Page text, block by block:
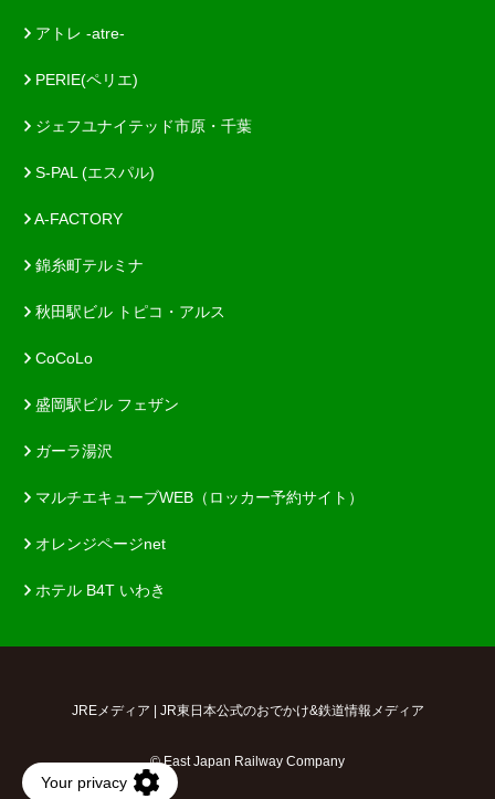
アトレ -atre-
PERIE(ペリエ)
ジェフユナイテッド市原・千葉
S-PAL (エスパル)
A-FACTORY
錦糸町テルミナ
秋田駅ビル トピコ・アルス
CoCoLo
盛岡駅ビル フェザン
ガーラ湯沢
マルチエキューブWEB（ロッカー予約サイト）
オレンジページnet
ホテル B4T いわき
JREメディア | JR東日本公式のおでかけ&鉄道情報メディア
© East Japan Railway Company